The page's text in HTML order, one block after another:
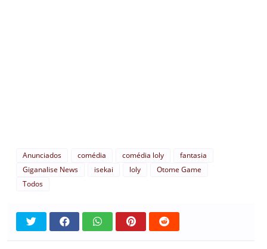
Anunciados comédia comédia loly
fantasia
Giganalise News
isekai loly
Otome Game
Todos